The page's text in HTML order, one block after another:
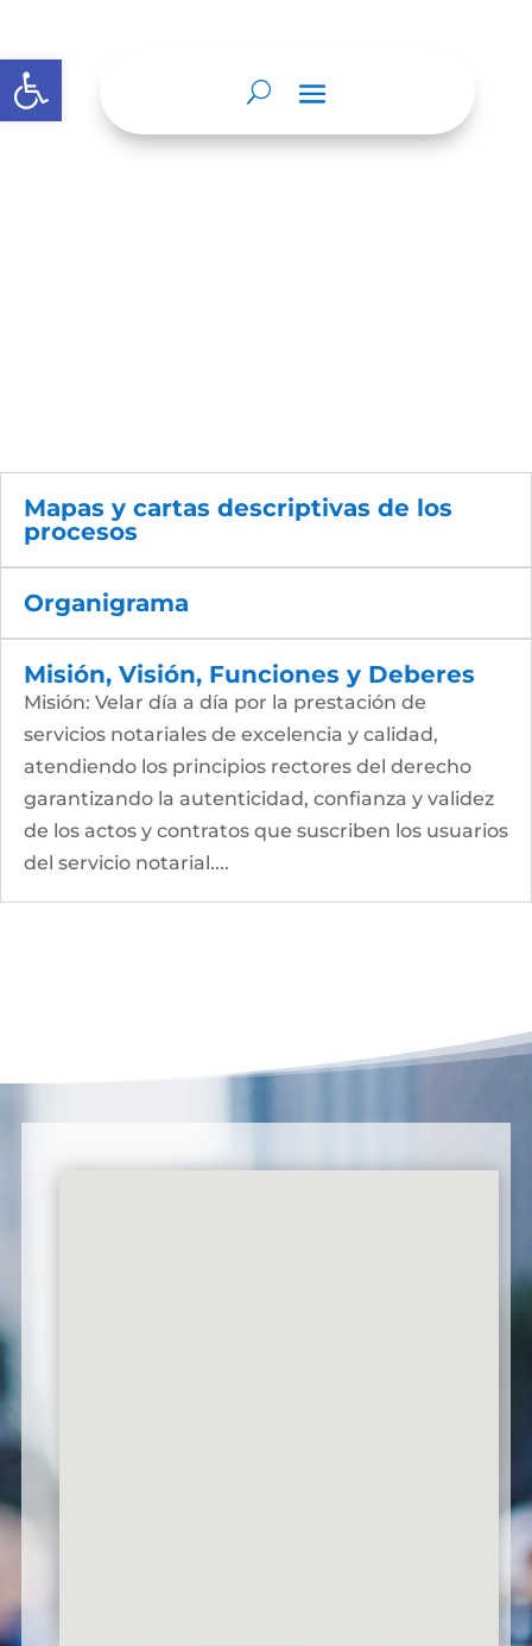
Abrir barra de herramientas
Nosotros
Mapas y cartas descriptivas de los
procesos
Organigrama
Misión, Visión, Funciones y Deberes
Misión: Velar día a día por la prestación de
servicios notariales de excelencia y calidad,
atendiendo los principios rectores del derecho
garantizando la autenticidad, confianza y validez
de los actos y contratos que suscriben los usuarios
del servicio notarial....